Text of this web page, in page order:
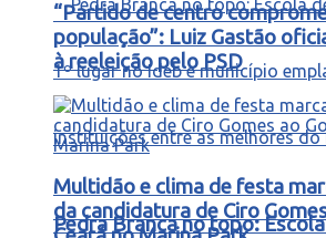
Pedra Branca no topo:
“Partido de centro
população”: Luiz Gastão
à reeleição pelo PSD
Multidão e clima de festa
da candidatura de Ciro